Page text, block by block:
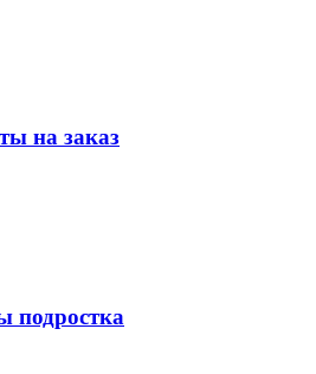
на заказ
подростка